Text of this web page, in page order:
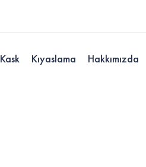
Kask Kıyaslama Hakkımızda